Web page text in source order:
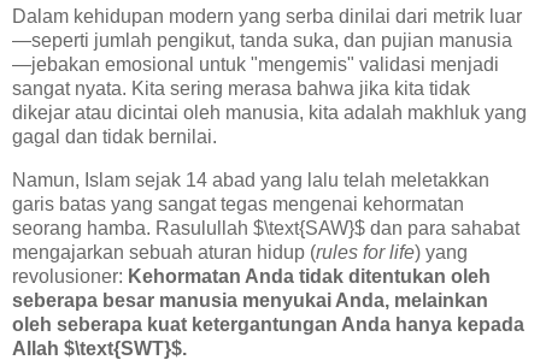
Dalam kehidupan modern yang serba dinilai dari metrik luar
—seperti jumlah pengikut, tanda suka, dan pujian manusia
—jebakan emosional untuk "mengemis" validasi menjadi
sangat nyata. Kita sering merasa bahwa jika kita tidak
dikejar atau dicintai oleh manusia, kita adalah makhluk yang
gagal dan tidak bernilai.
Namun, Islam sejak 14 abad yang lalu telah meletakkan
garis batas yang sangat tegas mengenai kehormatan
seorang hamba. Rasulullah $\text{SAW}$ dan para sahabat
mengajarkan sebuah aturan hidup (rules for life) yang
revolusioner: Kehormatan Anda tidak ditentukan oleh
seberapa besar manusia menyukai Anda, melainkan
oleh seberapa kuat ketergantungan Anda hanya kepada
Allah $\text{SWT}$.